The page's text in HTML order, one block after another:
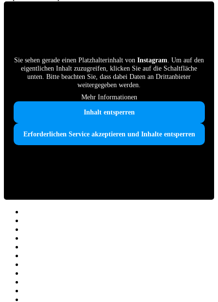
Sie sehen gerade einen Platzhalterinhalt von Instagram. Um auf den
eigentlichen Inhalt zuzugreifen, klicken Sie auf die Schaltfläche
unten. Bitte beachten Sie, dass dabei Daten an Drittanbieter
weitergegeben werden.
Mehr Informationen
Inhalt entsperren
Erforderlichen Service akzeptieren und Inhalte entsperren